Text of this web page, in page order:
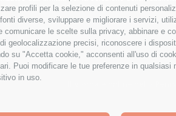
profili per la selezione di contenuti
diverse, sviluppare e migliorare i servizi,
le scelte sulla privacy, abbinare e
precisi, riconoscere i
su "Accetta cookie," acconsenti all'uso di
Puoi modificare le tue preferenze in qualsiasi
in uso.